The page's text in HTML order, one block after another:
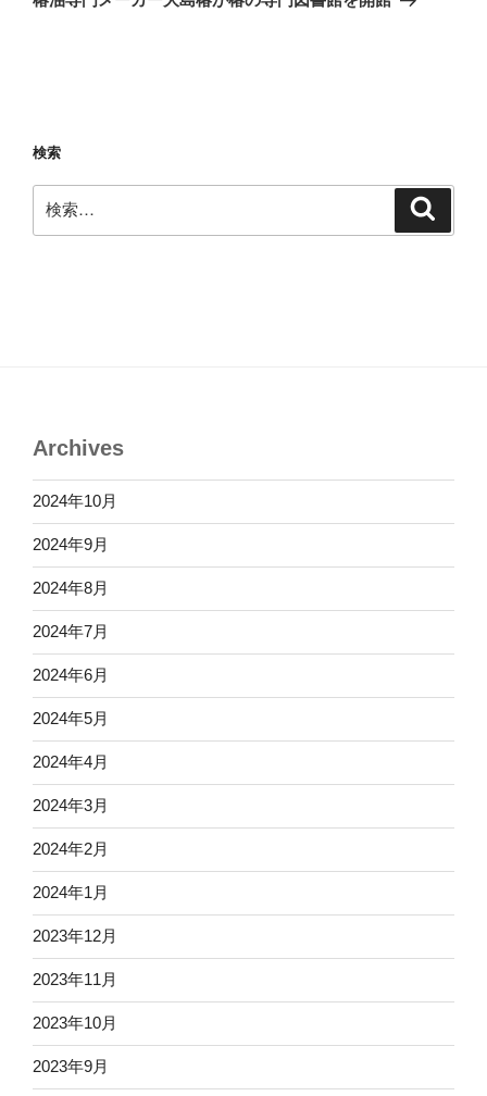
検索
索:
Archives
2024年10月
2024年9月
2024年8月
2024年7月
2024年6月
2024年5月
2024年4月
2024年3月
2024年2月
2024年1月
2023年12月
2023年11月
2023年10月
2023年9月